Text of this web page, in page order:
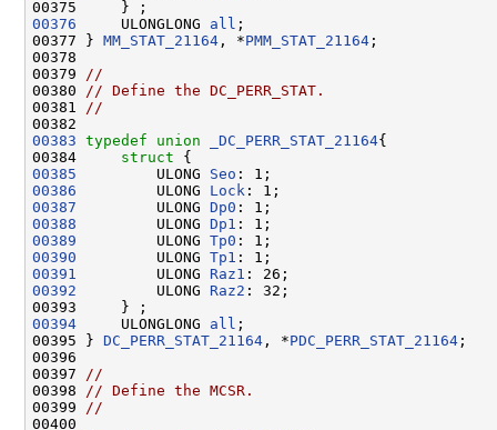
00376
     ULONGLONG
all ;
00377 } MM_STAT_21164 , *PMM_STAT_21164 ;
00378
00379
//
00380
// Define the DC_PERR_STAT.
00381
//
00383 typedef union _DC_PERR_STAT_21164{
00384 struct
00385
         ULONG
Seo
00386
         ULONG
Lock
00387
         ULONG
Dp0
00388
         ULONG
Dp1
00389
         ULONG
Tp0
00390
         ULONG
Tp1
00391
         ULONG
Raz1
00392
         ULONG
Raz2 : 32;
00394
     ULONGLONG
all ;
00395 } DC_PERR_STAT_21164 , *PDC_PERR_STAT_21164 ;
00396
00397
//
00398
// Define the MCSR.
00399
//